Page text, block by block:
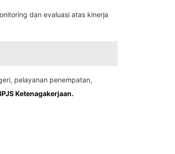
dan evaluasi atas kinerja
pelayanan penempatan,
Ketenagakerjaan.